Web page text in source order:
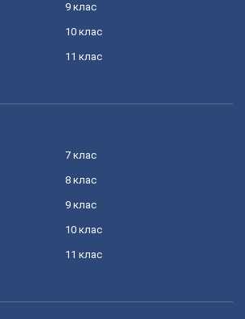
9 клас
10 клас
11 клас
7 клас
8 клас
9 клас
10 клас
11 клас